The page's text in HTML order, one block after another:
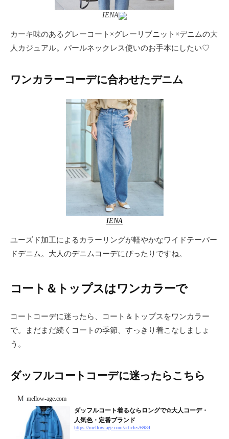
IENA
カーキ味のあるグレーコート×グレーリブニット×デニムの大
人カジュアル。パールネックレス使いのお手本にしたい♡
ワンカラーコーデに合わせたデニム
IENA
ユーズド加工によるカラーリングが軽やかなワイドテーパー
ドデニム。大人のデニムコーデにぴったりですね。
コート＆トップスはワンカラーで
コートコーデに迷ったら、コート＆トップスをワンカラー
で。まだまだ続くコートの季節、すっきり着こなしましょ
う。
ダッフルコートコーデに迷ったらこちら
mellow-age.com
ダッフルコート着るならロングで✩大人コーデ・
人気色・定番ブランド
https://mellow-age.com/articles/6984